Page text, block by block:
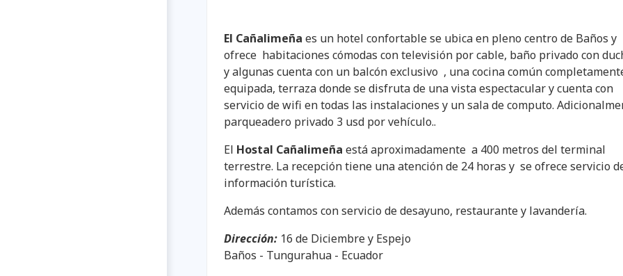
El Cañalimeña es un hotel confortable se ubica en pleno centro de Baños y
ofrece habitaciones cómodas con televisión por cable, baño privado con
y algunas cuenta con un balcón exclusivo , una cocina común
equipada, terraza donde se disfruta de una vista espectacular y cuenta con
servicio de wifi en todas las instalaciones y un sala de computo.
parqueadero privado 3 usd por vehículo..
El Hostal Cañalimeña está aproximadamente a 400 metros del terminal
terrestre. La recepción tiene una atención de 24 horas y se ofrece servicio
información turística.
Además contamos con servicio de desayuno, restaurante y lavandería.
Dirección: 16 de Diciembre y Espejo
Baños - Tungurahua - Ecuador